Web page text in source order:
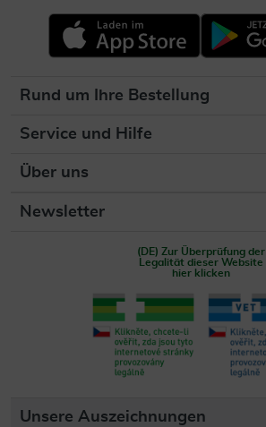
Rund um Ihre Bestellung
Service und Hilfe
Über uns
Newsletter
(DE) Zur Überprüfung der
Legalität dieser Website
hier klicken
Unsere Auszeichnungen